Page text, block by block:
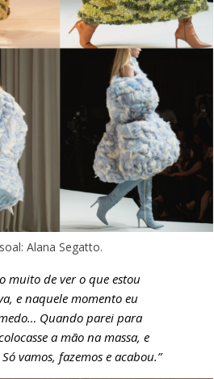
Alana Segatto.
muito de ver o que estou
e naquele momento eu
Quando parei para
a mão na massa, e
vamos, fazemos e acabou.”